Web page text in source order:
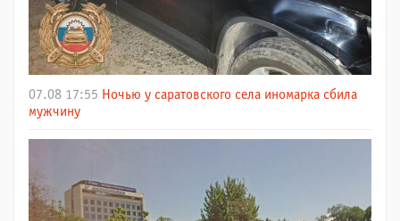
07.08 17:55 Ночью у саратовского села иномарка сбила
мужчину